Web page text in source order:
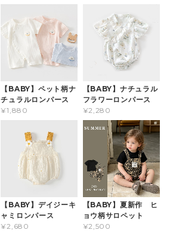
【BABY】ペット柄ナ
チュラルロンパース
¥1,880
【BABY】ナチュラル
フラワーロンパース
¥2,280
【BABY】デイジーキ
ャミロンパース
¥2,680
【BABY】夏新作 ヒ
ョウ柄サロペット
¥2,500